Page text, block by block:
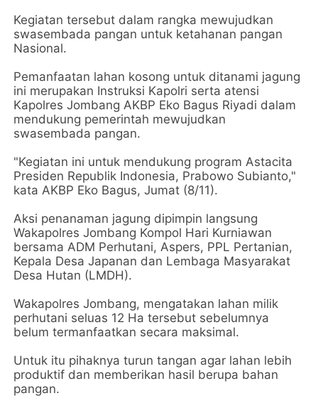
Kegiatan tersebut dalam rangka mewujudkan
swasembada pangan untuk ketahanan pangan
Nasional.
Pemanfaatan lahan kosong untuk ditanami jagung
ini merupakan Instruksi Kapolri serta atensi
Kapolres Jombang AKBP Eko Bagus Riyadi dalam
mendukung pemerintah mewujudkan
swasembada pangan.
"Kegiatan ini untuk mendukung program Astacita
Presiden Republik Indonesia, Prabowo Subianto,"
kata AKBP Eko Bagus, Jumat (8/11).
Aksi penanaman jagung dipimpin langsung
Wakapolres Jombang Kompol Hari Kurniawan
bersama ADM Perhutani, Aspers, PPL Pertanian,
Kepala Desa Japanan dan Lembaga Masyarakat
Desa Hutan (LMDH).
Wakapolres Jombang, mengatakan lahan milik
perhutani seluas 12 Ha tersebut sebelumnya
belum termanfaatkan secara maksimal.
Untuk itu pihaknya turun tangan agar lahan lebih
produktif dan memberikan hasil berupa bahan
pangan.